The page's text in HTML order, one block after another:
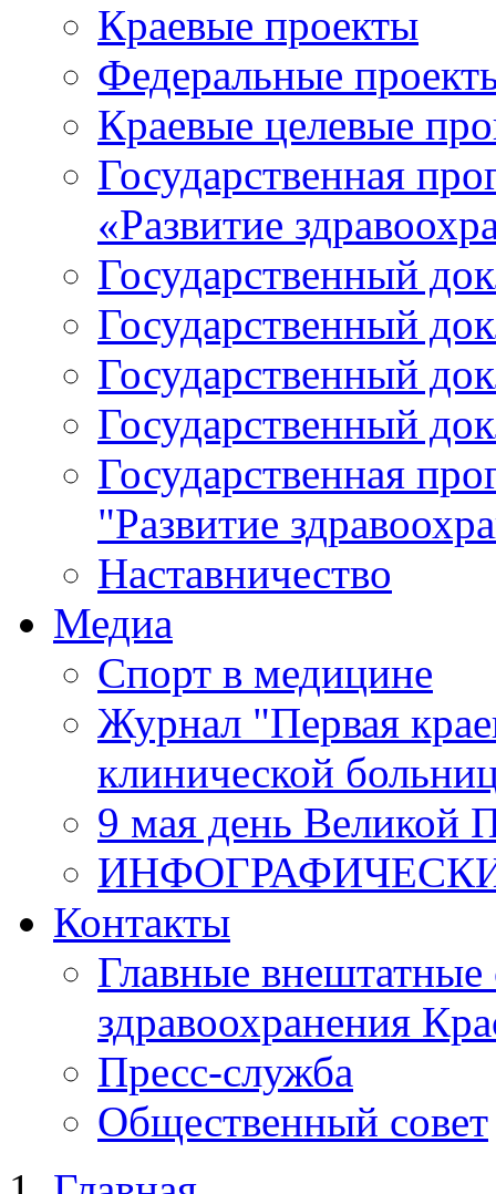
Краевые проекты
Федеральные
Краевые целевые
Государственная
«Развитие
Государственный
Государственный
Государственный
Государственный
Государственная
"Развитие
Наставничество
Медиа
Спорт в медицине
Журнал "Первая
клинической
9 мая день Великой
Контакты
Главные внештатные
здравоохранения
Пресс-служба
Общественный совет